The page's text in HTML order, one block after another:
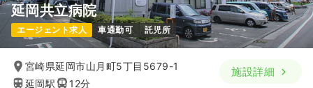
延岡共立病院
エージェント求人 車通勤可 託児所
宮崎県延岡市山月町5丁目5679-1
延岡駅
12分
施設詳細